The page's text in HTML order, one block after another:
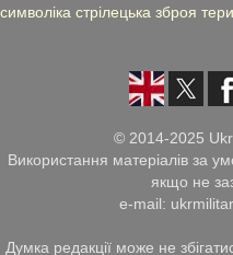
символіка стрілецька зброя
© 2014-2025
Використання матеріалів за
якщо не
e-mail:
Думка редакції може не